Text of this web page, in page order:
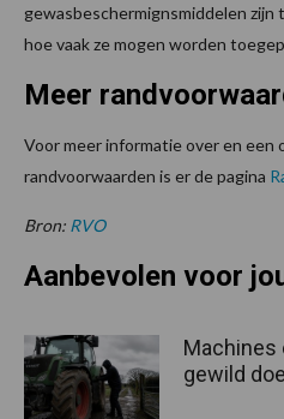
gewasbeschermignsmiddelen
hoe vaak ze mogen worden
Meer
Voor meer informatie over en een
randvoorwaarden is er de pagina
Bron: RVO
Aanbevolen voor
Machines
gewild